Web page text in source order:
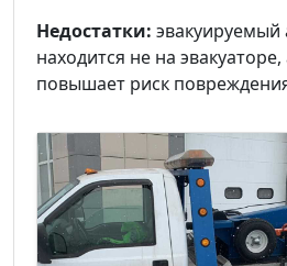
Недостатки:
находится не на
повышает риск